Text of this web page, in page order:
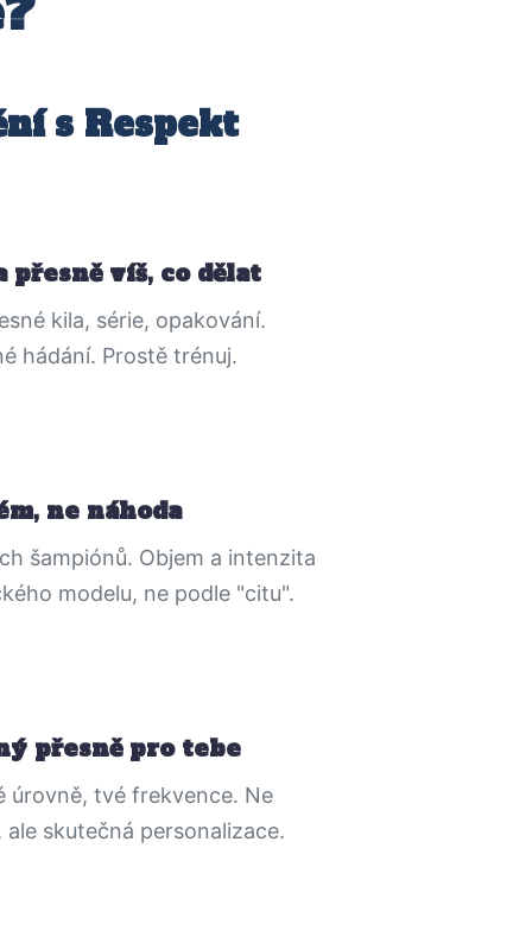
s Respekt
přesně víš, co dělat
kila, série, opakování.
hádání. Prostě trénuj.
ne náhoda
šampiónů. Objem a intenzita
modelu, ne podle "citu".
přesně pro tebe
úrovně, tvé frekvence. Ne
skutečná personalizace.